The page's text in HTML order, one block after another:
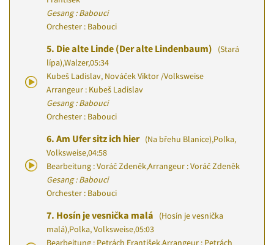
Gesang : Babouci
Orchester : Babouci
5. Die alte Linde (Der alte Lindenbaum)
(Stará
lípa),Walzer,05:34
Kubeš Ladislav, Nováček Viktor /Volksweise
Arrangeur : Kubeš Ladislav
Gesang : Babouci
Orchester : Babouci
6. Am Ufer sitz ich hier (Na břehu Blanice),Polka,
Volksweise,04:58
Bearbeitung : Voráč Zdeněk,Arrangeur : Voráč Zdeněk
Gesang : Babouci
Orchester : Babouci
7. Hosín je vesnička malá
(Hosín je vesnička
malá),Polka, Volksweise,05:03
Bearbeitung : Petrách František,Arrangeur : Petrách